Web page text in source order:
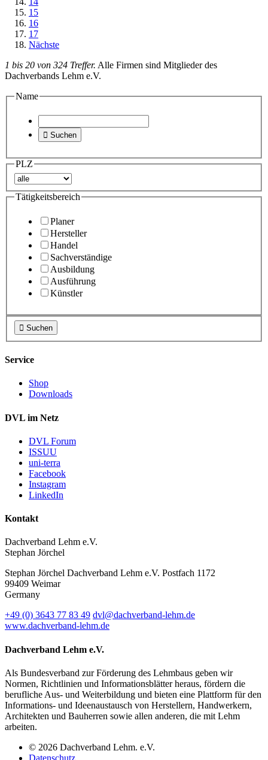
15
16
17
Nächste
1 bis 20 von 324 Treffer. Alle Firmen sind Mitglieder des
Dachverbands Lehm e.V.
Name
 Suchen
PLZ
Tätigkeitsbereich
Planer
Hersteller
Handel
Sachverständige
Ausbildung
Ausführung
Künstler
 Suchen
Service
Shop
Downloads
DVL im Netz
DVL Forum
ISSUU
uni-terra
Facebook
Instagram
LinkedIn
Kontakt
Dachverband Lehm e.V.
Stephan Jörchel
Stephan Jörchel Dachverband Lehm e.V. Postfach 1172
99409 Weimar
Germany
+49 (0) 3643 77 83 49 dvl@dachverband-lehm.de
www.dachverband-lehm.de
Dachverband Lehm e.V.
Als Bundesverband zur Förderung des Lehmbaus geben wir
Normen, Richtlinien und Informationsblätter heraus, fördern die
berufliche Aus- und Weiterbildung und bieten eine Plattform für den
Informations- und Ideenaustausch von Herstellern, Handwerkern,
Architekten und Bauherren sowie allen anderen, die mit Lehm
arbeiten.
© 2026 Dachverband Lehm. e.V.
Datenschutz